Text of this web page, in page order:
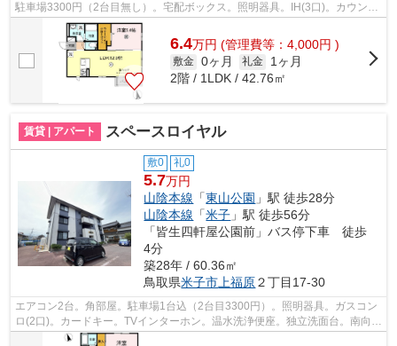
駐車場3300円（2台目無し）。宅配ボックス。照明器具。IH(3口)。カウンタ
ーキッチン。ウォークインクローゼット...
6.4万円 (管理費等：4,000円 )
敷金 0ヶ月 礼金
1ヶ月
2階 / 1LDK / 42.76㎡
賃貸 | アパート スペースロイヤル
敷0 礼0
5.7万円
山陰本線 「東山公園 」駅 徒歩28分
山陰本線 「米子 」駅 徒歩56分
「皆生四軒屋公園前」バス停下車 徒歩
4分
築28年 / 60.36㎡
鳥取県米子市上福原２丁目17-30
エアコン2台。角部屋。駐車場1台込（2台目3300円）。照明器具。ガスコン
ロ(2口)。カードキー。TVインターホン。温水洗浄便座。独立洗面台。南向
き。クローゼット。シューズボックス。...